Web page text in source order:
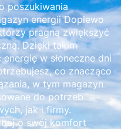
poszukiwania
energii Dopiewo
pragną zwiększyć
Dzięki takim
w słoneczne dni
co znacząco
w tym magazyn
do potrzeb
jak i firmy.
o swój komfort